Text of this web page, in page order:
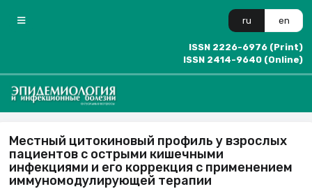
ru en
ISSN 2226-6976 (Print)
ISSN 2414-9640 (Online)
Местный цитокиновый профиль у взрослых
пациентов с острыми кишечными
инфекциями и его коррекция с применением
иммуномодулирующей терапии